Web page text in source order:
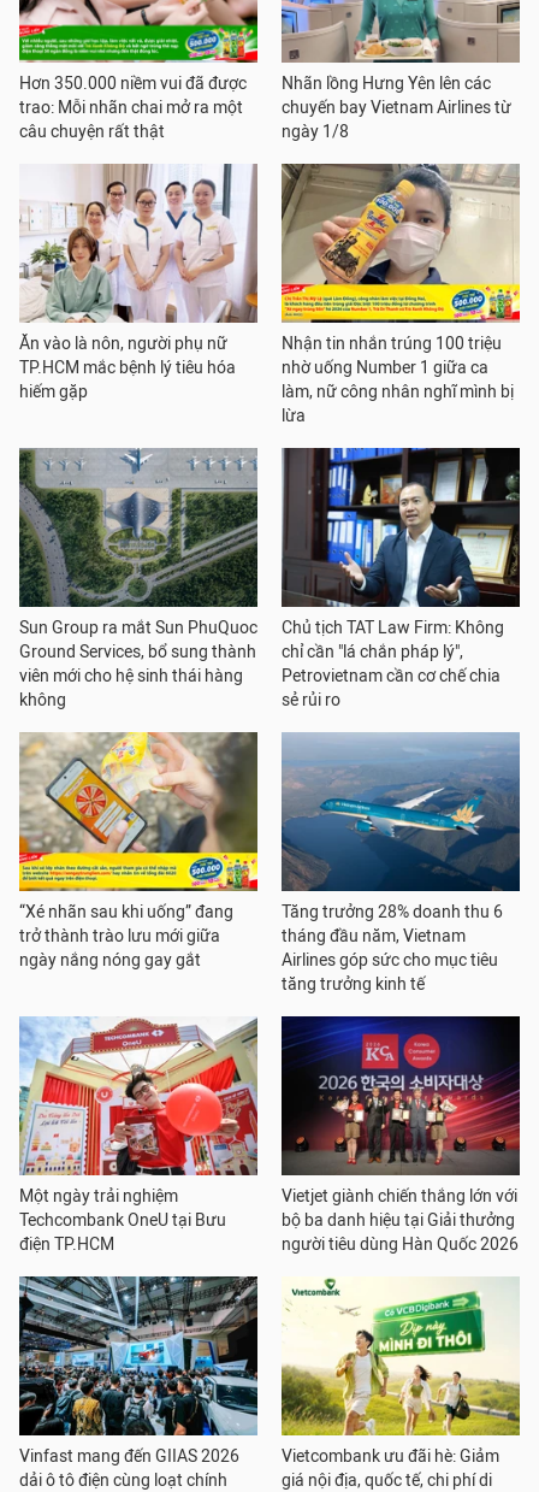
Hơn 350.000 niềm vui đã được
trao: Mỗi nhãn chai mở ra một
câu chuyện rất thật
Nhãn lồng Hưng Yên lên các
chuyến bay Vietnam Airlines từ
ngày 1/8
Ăn vào là nôn, người phụ nữ
TP.HCM mắc bệnh lý tiêu hóa
hiếm gặp
Nhận tin nhắn trúng 100 triệu
nhờ uống Number 1 giữa ca
làm, nữ công nhân nghĩ mình bị
lừa
Sun Group ra mắt Sun PhuQuoc
Ground Services, bổ sung thành
viên mới cho hệ sinh thái hàng
không
Chủ tịch TAT Law Firm: Không
chỉ cần "lá chắn pháp lý",
Petrovietnam cần cơ chế chia
sẻ rủi ro
“Xé nhãn sau khi uống” đang
trở thành trào lưu mới giữa
ngày nắng nóng gay gắt
Tăng trưởng 28% doanh thu 6
tháng đầu năm, Vietnam
Airlines góp sức cho mục tiêu
tăng trưởng kinh tế
Một ngày trải nghiệm
Techcombank OneU tại Bưu
điện TP.HCM
Vietjet giành chiến thắng lớn với
bộ ba danh hiệu tại Giải thưởng
người tiêu dùng Hàn Quốc 2026
Vinfast mang đến GIIAS 2026
dải ô tô điện cùng loạt chính
Vietcombank ưu đãi hè: Giảm
giá nội địa, quốc tế, chi phí di